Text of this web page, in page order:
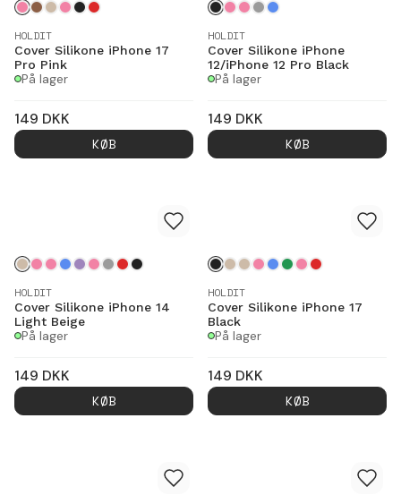
HOLDIT
Cover Silikone iPhone 17
Pro Pink
På lager
149 DKK
KØB
HOLDIT
Cover Silikone iPhone
12/iPhone 12 Pro Black
På lager
149 DKK
KØB
HOLDIT
Cover Silikone iPhone 14
Light Beige
På lager
149 DKK
KØB
HOLDIT
Cover Silikone iPhone 17
Black
På lager
149 DKK
KØB